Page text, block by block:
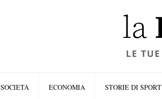
SOCIETÀ ECONOMIA STORIE DI SPORT